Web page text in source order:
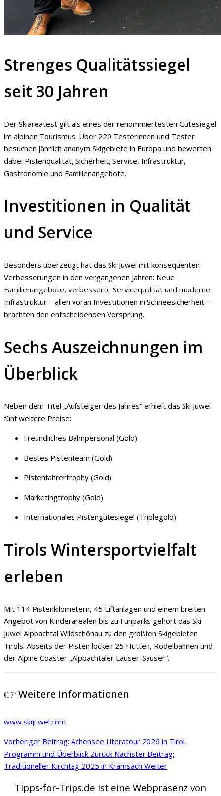
Strenges Qualitätssiegel
seit 30 Jahren
Der Skiareatest gilt als eines der renommiertesten Gütesiegel
im alpinen Tourismus. Über 220 Testerinnen und Tester
besuchen jährlich anonym Skigebiete in Europa und bewerten
dabei Pistenqualität, Sicherheit, Service, Infrastruktur,
Gastronomie und Familienangebote.
Investitionen in Qualität
und Service
Besonders überzeugt hat das Ski Juwel mit konsequenten
Verbesserungen in den vergangenen Jahren: Neue
Familienangebote, verbesserte Servicequalität und moderne
Infrastruktur – allen voran Investitionen in Schneesicherheit –
brachten den entscheidenden Vorsprung.
Sechs Auszeichnungen im
Überblick
Neben dem Titel „Aufsteiger des Jahres“ erhielt das Ski Juwel
fünf weitere Preise:
Freundliches Bahnpersonal (Gold)
Bestes Pistenteam (Gold)
Pistenfahrertrophy (Gold)
Marketingtrophy (Gold)
Internationales Pistengütesiegel (Triplegold)
Tirols Wintersportvielfalt
erleben
Mit 114 Pistenkilometern, 45 Liftanlagen und einem breiten
Angebot von Kinderarealen bis zu Funparks gehört das Ski
Juwel Alpbachtal Wildschönau zu den größten Skigebieten
Tirols. Abseits der Pisten locken 25 Hütten, Rodelbahnen und
der Alpine Coaster „Alpbachtaler Lauser-Sauser“.
👉 Weitere Informationen
www.skijuwel.com
Vorheriger Beitrag: Achensee Literatour 2026 in Tirol:
Programm und Überblick Zurück Nächster Beitrag:
Traditioneller Kirchtag 2025 in Kramsach Weiter
Tipps-for-Trips.de ist eine Webpräsenz von